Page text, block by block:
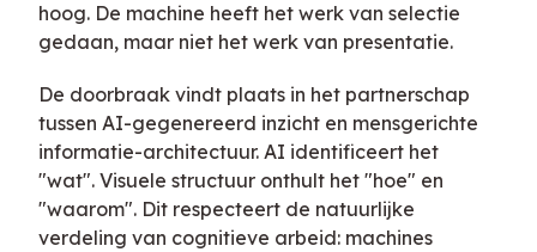
hoog. De machine heeft het werk van selectie
gedaan, maar niet het werk van presentatie.
De doorbraak vindt plaats in het partnerschap
tussen AI-gegenereerd inzicht en mensgerichte
informatie-architectuur. AI identificeert het
"wat". Visuele structuur onthult het "hoe" en
"waarom". Dit respecteert de natuurlijke
verdeling van cognitieve arbeid: machines